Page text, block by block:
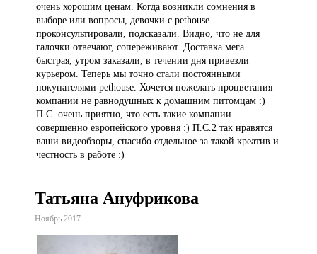
очень хорошим ценам. Когда возникли сомнения в
выборе или вопросы, девочки с pethouse
проконсультировали, подсказали. Видно, что не для
галочки отвечают, сопереживают. Доставка мега
быстрая, утром заказали, в течении дня привезли
курьером. Теперь мы точно стали постоянными
покупателями pethouse. Хочется пожелать процветания
компании не равнодушных к домашним питомцам :)
П.С. очень приятно, что есть такие компании
совершенно европейского уровня :) П.С.2 так нравятся
ваши видеобзоры, спасибо отдельное за такой креатив и
честность в работе :)
Татьяна Ануфрикова
Ноябрь 2017